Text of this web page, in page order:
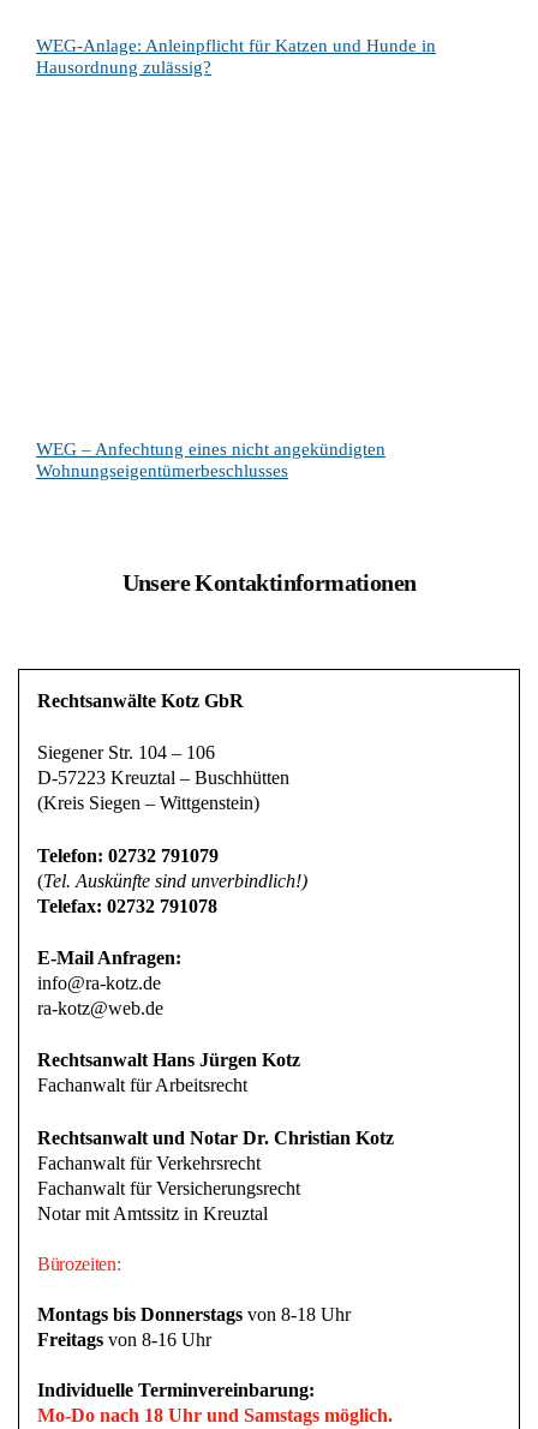
WEG-Anlage: Anleinpflicht für Katzen und Hunde in
Hausordnung zulässig?
WEG – Anfechtung eines nicht angekündigten
Wohnungseigentümerbeschlusses
Unsere Kontaktinformationen
Rechtsanwälte Kotz GbR
Siegener Str. 104 – 106
D-57223 Kreuztal – Buschhütten
(Kreis Siegen – Wittgenstein)
Telefon: 02732 791079
(Tel. Auskünfte sind unverbindlich!)
Telefax: 02732 791078
E-Mail Anfragen:
info@ra-kotz.de
ra-kotz@web.de
Rechtsanwalt Hans Jürgen Kotz
Fachanwalt für Arbeitsrecht
Rechtsanwalt und Notar Dr. Christian Kotz
Fachanwalt für Verkehrsrecht
Fachanwalt für Versicherungsrecht
Notar mit Amtssitz in Kreuztal
Bürozeiten:
Montags bis Donnerstags von 8-18 Uhr
Freitags von 8-16 Uhr
Individuelle Terminvereinbarung:
Mo-Do nach 18 Uhr und Samstags möglich.